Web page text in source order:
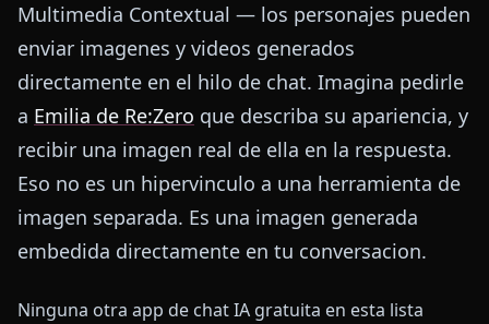
Multimedia Contextual — los personajes pueden
enviar imagenes y videos generados
directamente en el hilo de chat. Imagina pedirle
a Emilia de Re:Zero que describa su apariencia, y
recibir una imagen real de ella en la respuesta.
Eso no es un hipervinculo a una herramienta de
imagen separada. Es una imagen generada
embedida directamente en tu conversacion.
Ninguna otra app de chat IA gratuita en esta lista